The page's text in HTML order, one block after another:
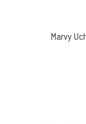
Marvy